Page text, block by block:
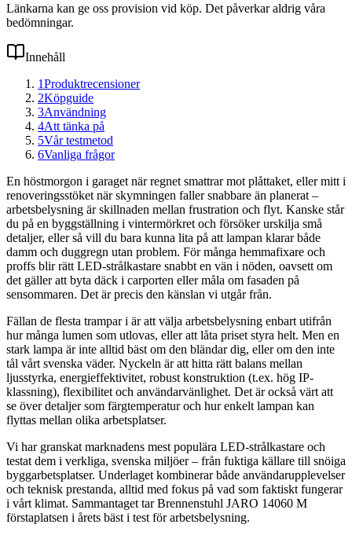
Länkarna kan ge oss provision vid köp. Det påverkar aldrig våra
bedömningar.
Innehåll
1Produktrecensioner
2Köpguide
3Användning
4Att tänka på
5Vår testmetod
6Vanliga frågor
En höstmorgon i garaget när regnet smattrar mot plåttaket, eller mitt i
renoveringsstöket när skymningen faller snabbare än planerat –
arbetsbelysning är skillnaden mellan frustration och flyt. Kanske står
du på en byggställning i vintermörkret och försöker urskilja små
detaljer, eller så vill du bara kunna lita på att lampan klarar både
damm och duggregn utan problem. För många hemmafixare och
proffs blir rätt LED-strålkastare snabbt en vän i nöden, oavsett om
det gäller att byta däck i carporten eller måla om fasaden på
sensommaren. Det är precis den känslan vi utgår från.
Fällan de flesta trampar i är att välja arbetsbelysning enbart utifrån
hur många lumen som utlovas, eller att låta priset styra helt. Men en
stark lampa är inte alltid bäst om den bländar dig, eller om den inte
tål vårt svenska väder. Nyckeln är att hitta rätt balans mellan
ljusstyrka, energieffektivitet, robust konstruktion (t.ex. hög IP-
klassning), flexibilitet och användarvänlighet. Det är också värt att
se över detaljer som färgtemperatur och hur enkelt lampan kan
flyttas mellan olika arbetsplatser.
Vi har granskat marknadens mest populära LED-strålkastare och
testat dem i verkliga, svenska miljöer – från fuktiga källare till snöiga
byggarbetsplatser. Underlaget kombinerar både användarupplevelser
och teknisk prestanda, alltid med fokus på vad som faktiskt fungerar
i vårt klimat. Sammantaget tar Brennenstuhl JARO 14060 M
förstaplatsen i årets bäst i test för arbetsbelysning.